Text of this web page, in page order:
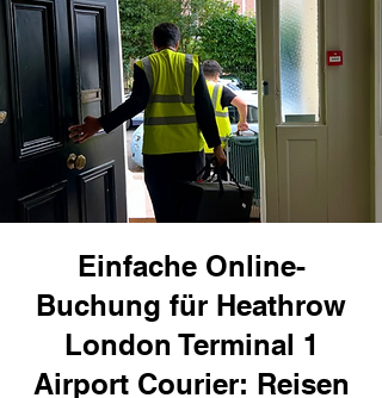
Einfache Online-
Buchung für Heathrow
London Terminal 1
Airport Courier: Reisen